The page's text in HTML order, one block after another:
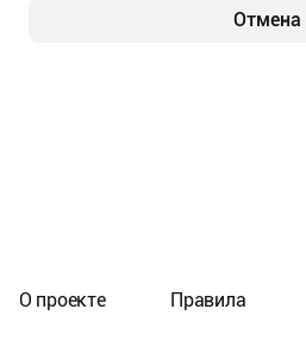
Отмена
О проекте Правила